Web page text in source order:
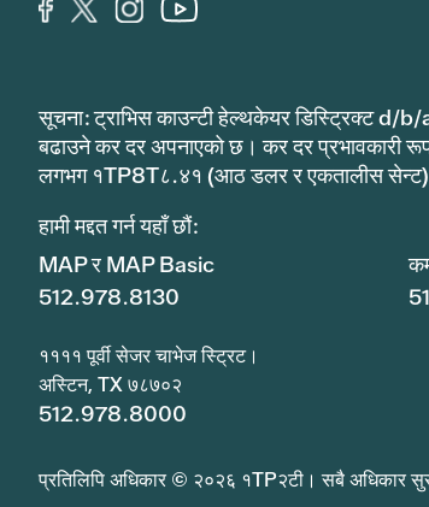
सूचना: ट्राभिस काउन्टी हेल्थकेयर डिस्ट्रिक्ट d/
बढाउने कर दर अपनाएको छ। कर दर प्रभावकारी
लगभग १TP8T८.४१ (आठ डलर र एकतालीस
हामी मद्दत गर्न यहाँ छौं:
MAP र MAP Basic
512.978.8130
११११ पूर्वी सेजर चाभेज स्ट्रिट।
अस्टिन, TX ७८७०२
512.978.8000
प्रतिलिपि अधिकार © २०२६ १TP२टी। सबै अधिकार